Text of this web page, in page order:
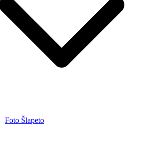
Foto Šlapeto